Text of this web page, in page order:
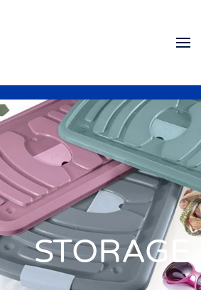
springen
STORAGE